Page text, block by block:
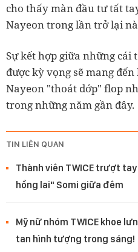
cho thấy màn đầu tư tất
Nayeon trong lần trở lại
Sự kết hợp giữa những cái
được kỳ vọng sẽ mang
Nayeon "thoát dớp" flop
trong những năm gần đây.
TIN LIÊN QUAN
Thành viên TWICE trượt
hồng lai" Somi giữa đêm
Mỹ nữ nhóm TWICE khoe
tan hình tượng trong sáng!